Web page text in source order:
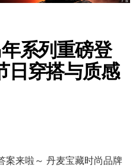
系列重磅登
日穿搭与质感
案来啦～ 丹麦宝藏时尚品牌